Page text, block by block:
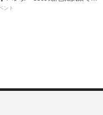
ャンス！
ント